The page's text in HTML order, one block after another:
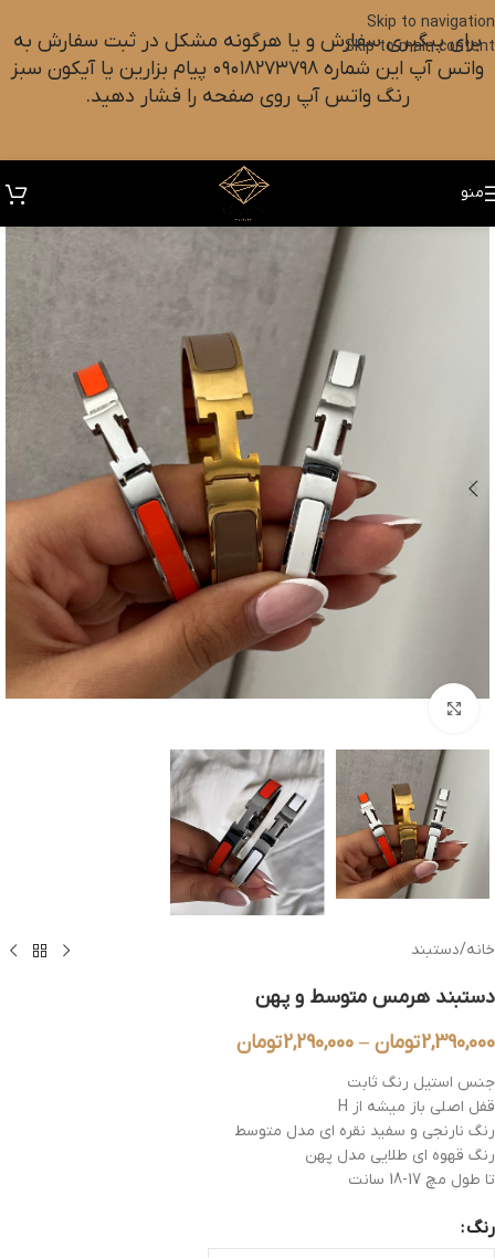
Skip to navigation
Skip to main content
برای پیگیری سفارش و یا هرگونه مشکل در ثبت سفارش به
واتس آپ این شماره ۰۹۰۱۸۲۷۳۷۹۸ پیام بزارین یا آیکون سبز
رنگ واتس آپ روی صفحه را فشار دهید.
منو
خانه/دستبند
دستبند هرمس متوسط و پهن
2,390,000تومان –
2,290,000تومان
جنس استیل رنگ ثابت
قفل اصلی باز میشه از H
رنگ نارنجی و سفید نقره ای مدل متوسط
رنگ قهوه ای طلایی مدل پهن
تا طول مچ 17-18 سانت
رنگ